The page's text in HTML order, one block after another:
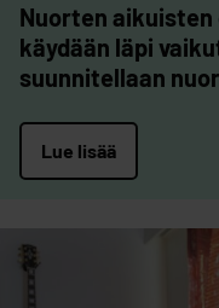
Nuorten
käydään läpi
suunnitellaan
Lue lisää